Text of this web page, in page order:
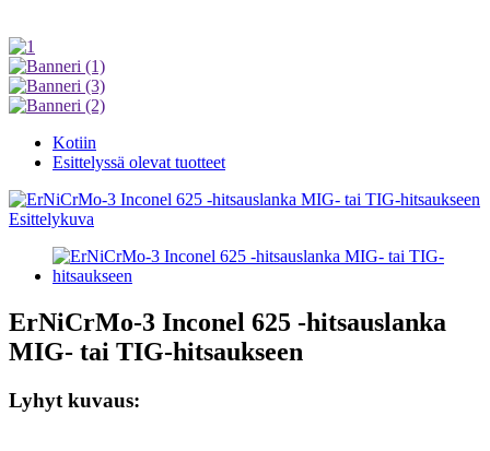
Kotiin
Esittelyssä olevat tuotteet
ErNiCrMo-3 Inconel 625 -hitsauslanka
MIG- tai TIG-hitsaukseen
Lyhyt kuvaus: